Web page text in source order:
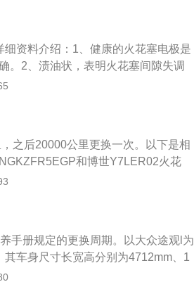
用合适的套筒扳手拆装火花塞，且扳
可以继续使用。如果火花塞损坏严
熔化等现象，则应找出损坏的原因，
火花塞呈现的是烟熏过的黑色，表明
资料介绍：1、健康的火花塞电极是
。2、渍油状，表明火花塞间隙失调
与电极间有沉积物，沉积物是油性
剂覆盖了电极而导致的缺火。
之后20000公里更换一次。以下是相
和博世Y7LER02火花
下钢线，用加长套筒把火花塞拧下来
；检查火花塞（检查接线柱是否损
损等）；选择合适工具，组装工具，
遮盖住气缸上火花塞孔，避免物体进
到位，使用工具旋入螺栓；清洁量
新火花塞外观是否存在问题，将火花
手册规定的更换周期。以大众途观l为
车身尺寸长宽高分别为4712mm、1
车一共搭载了三款发动机，分别是1.4